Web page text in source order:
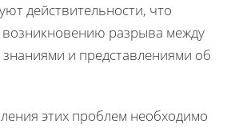
действительности, что
возникновению разрыва между
и представлениями об
этих проблем необходимо